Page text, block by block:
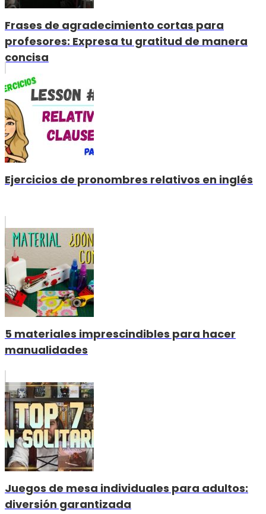
Frases de agradecimiento cortas para
profesores: Expresa tu gratitud de manera
concisa
Ejercicios de pronombres relativos en inglés
5 materiales imprescindibles para hacer
manualidades
Juegos de mesa individuales para adultos:
diversión garantizada